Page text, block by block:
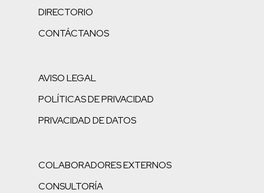
DIRECTORIO
CONTÁCTANOS
AVISO LEGAL
POLÍTICAS DE PRIVACIDAD
PRIVACIDAD DE DATOS
COLABORADORES EXTERNOS
CONSULTORÍA